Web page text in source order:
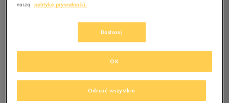
+ 1000 PKT WKLUBIE 50 STYLE
naszą
politykę prywatności.
Dostosuj
Odrzuć wszystkie
OK